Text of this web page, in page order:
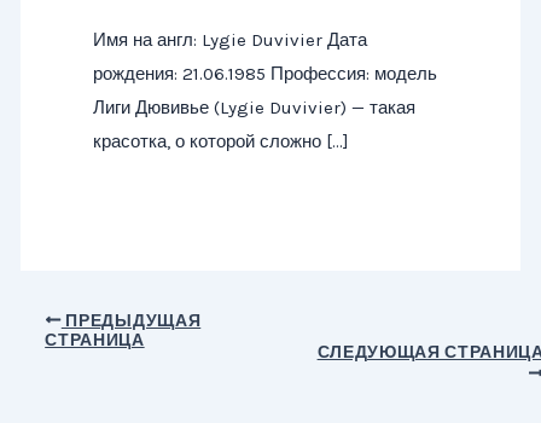
Имя на англ: Lygie Duvivier Дата
рождения: 21.06.1985 Профессия: модель
Лиги Дювивье (Lygie Duvivier) — такая
красотка, о которой сложно […]
Навигация
ПРЕДЫДУЩАЯ
СТРАНИЦА
СЛЕДУЮЩАЯ